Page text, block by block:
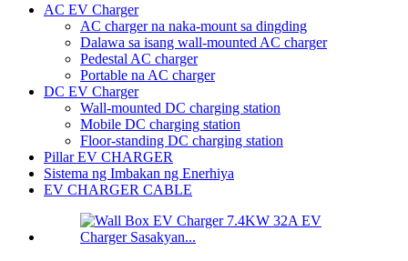
AC EV Charger
AC charger na naka-mount sa dingding
Dalawa sa isang wall-mounted AC charger
Pedestal AC charger
Portable na AC charger
DC EV Charger
Wall-mounted DC charging station
Mobile DC charging station
Floor-standing DC charging station
Pillar EV CHARGER
Sistema ng Imbakan ng Enerhiya
EV CHARGER CABLE